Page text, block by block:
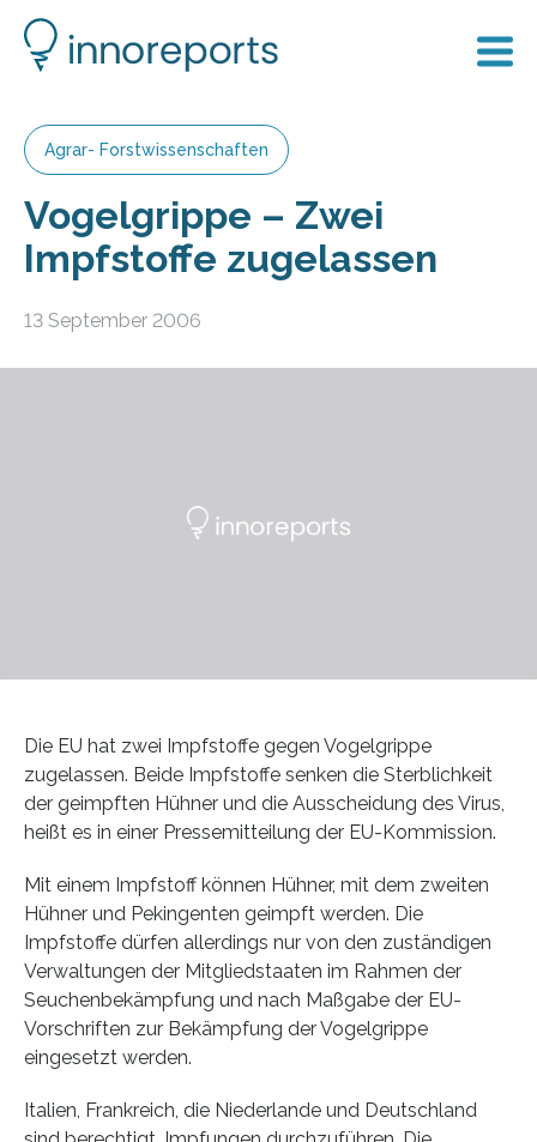
Agrar- Forstwissenschaften
Vogelgrippe – Zwei
Impfstoffe zugelassen
13 September 2006
Die EU hat zwei Impfstoffe gegen Vogelgrippe
zugelassen. Beide Impfstoffe senken die Sterblichkeit
der geimpften Hühner und die Ausscheidung des Virus,
heißt es in einer Pressemitteilung der EU-Kommission.
Mit einem Impfstoff können Hühner, mit dem zweiten
Hühner und Pekingenten geimpft werden. Die
Impfstoffe dürfen allerdings nur von den zuständigen
Verwaltungen der Mitgliedstaaten im Rahmen der
Seuchenbekämpfung und nach Maßgabe der EU-
Vorschriften zur Bekämpfung der Vogelgrippe
eingesetzt werden.
Italien, Frankreich, die Niederlande und Deutschland